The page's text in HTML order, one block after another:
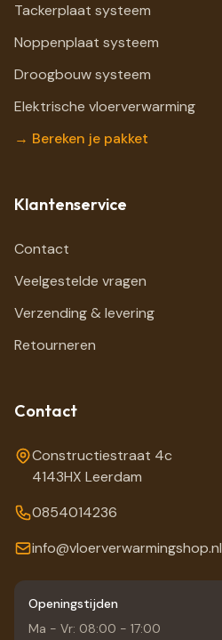
Tackerplaat systeem
Noppenplaat systeem
Droogbouw systeem
Elektrische vloerverwarming
→ Bereken je pakket
Klantenservice
Contact
Veelgestelde vragen
Verzending & levering
Retourneren
Contact
Constructiestraat 4c
4143HX Leerdam
0854014236
info@vloerverwarmingshop.nl
Openingstijden
Ma - Vr: 08:00 - 17:00